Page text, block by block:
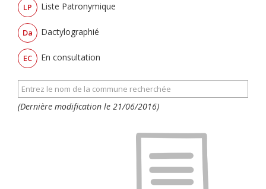
LP Liste Patronymique
Da Dactylographié
EC En consultation
(Dernière modification le 21/06/2016)